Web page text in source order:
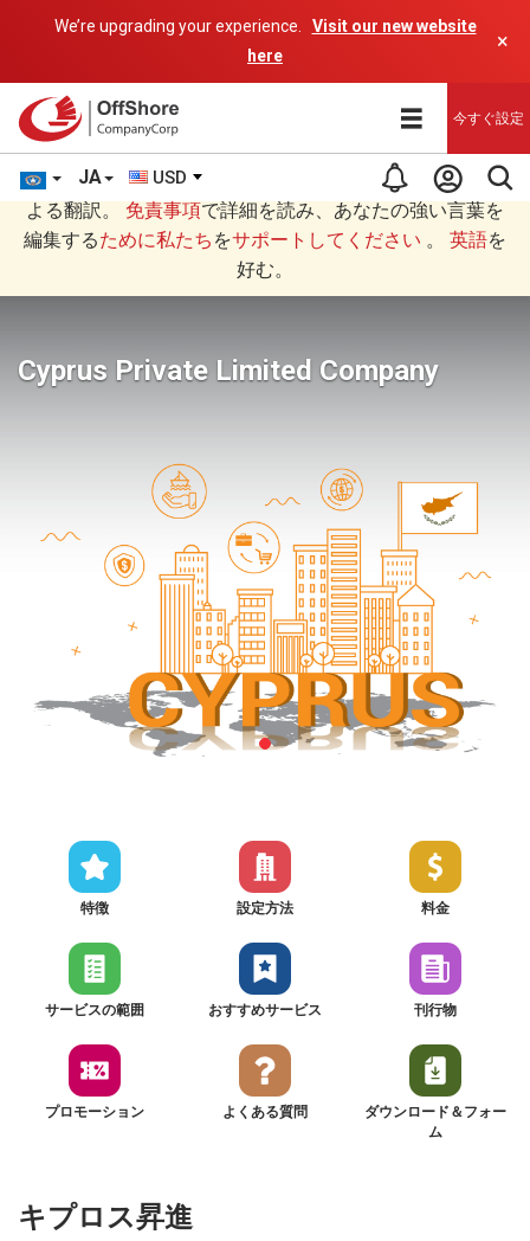
We’re upgrading your experience.
Visit our new website
here
×
JA USD
今すぐ設定
あなたは日本語 (にほんご)で読んでいますAIプログラムに
よる翻訳。 免責事項で詳細を読み、あなたの強い言葉を
編集するために私たち をサポートしてください 。 英語を
好む。
Cyprus Private Limited Company
特徴 設定方法 料金
サービスの範囲 おすすめサービス 刊行物
プロモーション よくある質問
ダウンロード＆フォー
ム
キプロス昇進